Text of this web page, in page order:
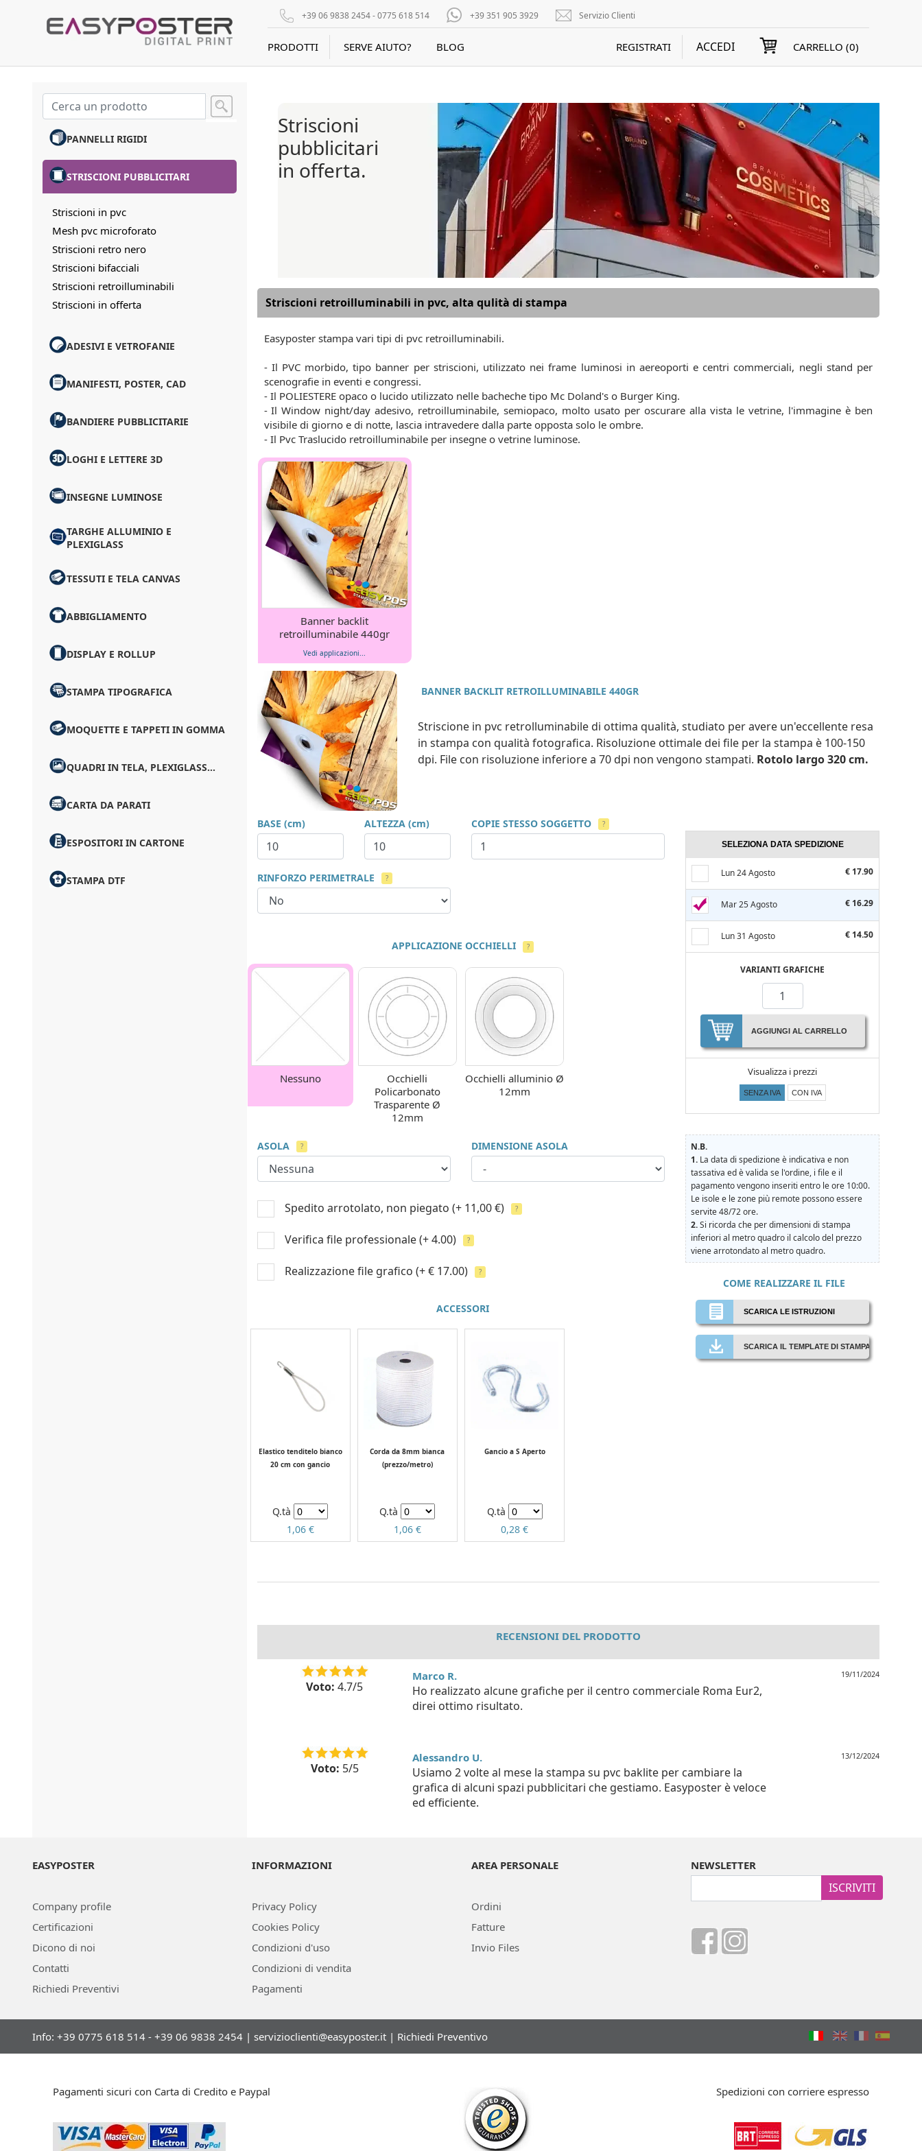
+39 06 9838 2454 - 0775 618 514 +39 351 905 3929 Servizio Clienti
PRODOTTI SERVE AIUTO? BLOG REGISTRATI ACCEDI CARRELLO (0)
PANNELLI RIGIDI
STRISCIONI PUBBLICITARI
Striscioni in pvc
Mesh pvc microforato
Striscioni retro nero
Striscioni bifacciali
Striscioni retroilluminabili
Striscioni in offerta
ADESIVI E VETROFANIE
MANIFESTI, POSTER, CAD
BANDIERE PUBBLICITARIE
LOGHI E LETTERE 3D
INSEGNE LUMINOSE
TARGHE ALLUMINIO E
PLEXIGLASS
TESSUTI E TELA CANVAS
ABBIGLIAMENTO
DISPLAY E ROLLUP
STAMPA TIPOGRAFICA
MOQUETTE E TAPPETI IN GOMMA
QUADRI IN TELA, PLEXIGLASS...
CARTA DA PARATI
ESPOSITORI IN CARTONE
STAMPA DTF
Striscioni
pubblicitari
in offerta.
Striscioni retroilluminabili in pvc, alta qulità di stampa
Easyposter stampa vari tipi di pvc retroilluminabili.
- Il PVC morbido, tipo banner per striscioni, utilizzato nei frame luminosi in aereoporti e centri commerciali, negli stand per
scenografie in eventi e congressi.
- Il POLIESTERE opaco o lucido utilizzato nelle bacheche tipo Mc Doland's o Burger King.
- Il Window night/day adesivo, retroilluminabile, semiopaco, molto usato per oscurare alla vista le vetrine, l'immagine è ben
visibile di giorno e di notte, lascia intravedere dalla parte opposta solo le ombre.
- Il Pvc Traslucido retroilluminabile per insegne o vetrine luminose.
Banner backlit
retroilluminabile 440gr
Vedi applicazioni...
BANNER BACKLIT RETROILLUMINABILE 440GR
Striscione in pvc retrolluminabile di ottima qualità, studiato per avere un'eccellente resa
in stampa con qualità fotografica. Risoluzione ottimale dei file per la stampa è 100-150
dpi. File con risoluzione inferiore a 70 dpi non vengono stampati. Rotolo largo 320 cm.
BASE (cm) ALTEZZA (cm) COPIE STESSO SOGGETTO ?
RINFORZO PERIMETRALE ?
APPLICAZIONE OCCHIELLI ?
Nessuno
Occhielli
Policarbonato
Trasparente Ø
12mm
Occhielli alluminio Ø
12mm
ASOLA ? DIMENSIONE ASOLA
Spedito arrotolato, non piegato (+ 11,00 €) ?
Verifica file professionale (+ 4.00) ?
Realizzazione file grafico (+ € 17.00) ?
ACCESSORI
Elastico tenditelo bianco
20 cm con gancio
Q.tà
1,06 €
Corda da 8mm bianca
(prezzo/metro)
Q.tà
1,06 €
Gancio a S Aperto
Q.tà
0,28 €
SELEZIONA DATA SPEDIZIONE
Lun 24 Agosto € 17.90
Mar 25 Agosto € 16.29
Lun 31 Agosto € 14.50
VARIANTI GRAFICHE
AGGIUNGI AL CARRELLO
Visualizza i prezzi
SENZA IVA CON IVA
N.B.
1. La data di spedizione è indicativa e non
tassativa ed è valida se l'ordine, i file e il
pagamento vengono inseriti entro le ore 10:00.
Le isole e le zone più remote possono essere
servite 48/72 ore.
2.Si ricorda che per dimensioni di stampa
inferiori al metro quadro il calcolo del prezzo
viene arrotondato al metro quadro.
COME REALIZZARE IL FILE
SCARICA LE ISTRUZIONI
SCARICA IL TEMPLATE DI STAMPA
RECENSIONI DEL PRODOTTO
Voto: 4.7/5
Marco R.
Ho realizzato alcune grafiche per il centro commerciale Roma Eur2,
direi ottimo risultato.
19/11/2024
Voto: 5/5
Alessandro U.
Usiamo 2 volte al mese la stampa su pvc baklite per cambiare la
grafica di alcuni spazi pubblicitari che gestiamo. Easyposter è veloce
ed efficiente.
13/12/2024
EASYPOSTER
Company profile
Certificazioni
Dicono di noi
Contatti
Richiedi Preventivi
INFORMAZIONI
Privacy Policy
Cookies Policy
Condizioni d'uso
Condizioni di vendita
Pagamenti
AREA PERSONALE
Ordini
Fatture
Invio Files
NEWSLETTER
ISCRIVITI
Info: +39 0775 618 514 - +39 06 9838 2454 | servizioclienti@easyposter.it | Richiedi Preventivo
Pagamenti sicuri con Carta di Credito e Paypal Spedizioni con corriere espresso